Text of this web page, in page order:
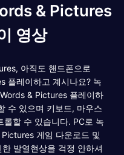
& Pictures
영상
아직도 핸드폰으로
플레이하고 계시나요? 녹
& Pictures 플레이하
수 있으며 키보드, 마우스
롤할 수 있습니다. PC로 녹
게임 다운로드 및
발열현상을 걱정 안하셔